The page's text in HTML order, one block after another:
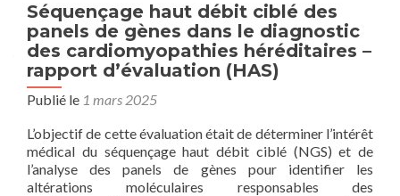
Séquençage haut débit ciblé des
panels de gènes dans le diagnostic
des cardiomyopathies héréditaires –
rapport d’évaluation (HAS)
Publié le 1 mars 2025
L’objectif de cette évaluation était de déterminer l’intérêt
médical du séquençage haut débit ciblé (NGS) et de
l’analyse des panels de gènes pour identifier les
altérations moléculaires responsables des